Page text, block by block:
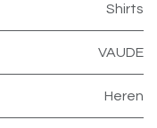
Shirts
VAUDE
Heren